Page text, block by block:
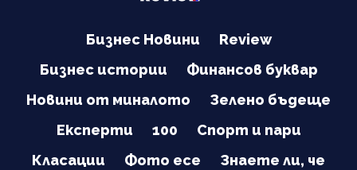
Бизнес Новини
Review
Бизнес истории
Финансов буквар
Новини от миналото
Зелено бъдеще
Експерти
100
Спорт и пари
Класации
Фото есе
Знаете ли, че